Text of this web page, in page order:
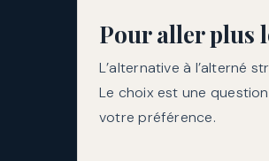
Pour aller plus
L’alternative à l’alterné
Le choix est une
votre préférence.